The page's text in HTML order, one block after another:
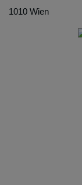
1010 Wien